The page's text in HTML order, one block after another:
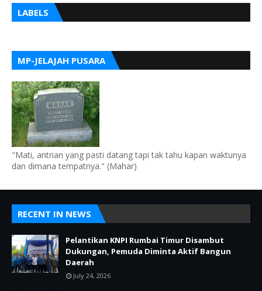
LABELS
MP-JELAJAH PUSARA
"Mati, antrian yang pasti datang tapi tak tahu kapan waktunya
dan dimana tempatnya." (Mahar)
RECENT IN NEWS
Pelantikan KNPI Rumbai Timur Disambut
Dukungan, Pemuda Diminta Aktif Bangun
Daerah
July 24, 2026